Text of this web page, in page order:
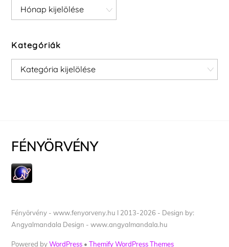
Archívum
Kategóriák
Kategóriák
FÉNYÖRVÉNY
Fényörvény - www.fenyorveny.hu I 2013-2026 - Design by:
Angyalmandala Design - www.angyalmandala.hu
Powered byWordPress •Themify WordPress Themes